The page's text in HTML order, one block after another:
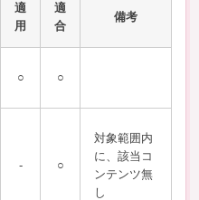
適
用
適
合
備考
○ ○
- ○
対象範囲内
に、該当コ
ンテンツ無
し